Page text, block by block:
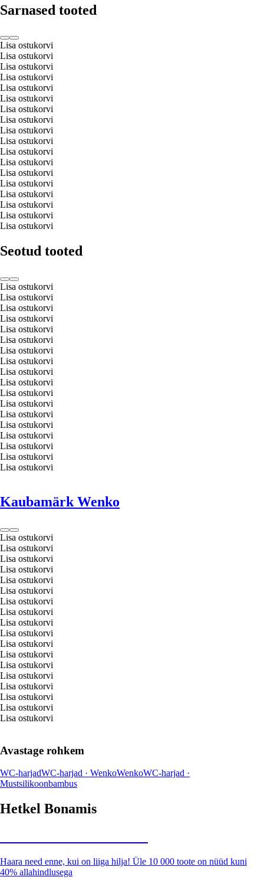
Sarnased tooted
Lisa ostukorvi
Lisa ostukorvi
Lisa ostukorvi
Lisa ostukorvi
Lisa ostukorvi
Lisa ostukorvi
Lisa ostukorvi
Lisa ostukorvi
Lisa ostukorvi
Lisa ostukorvi
Lisa ostukorvi
Lisa ostukorvi
Lisa ostukorvi
Lisa ostukorvi
Lisa ostukorvi
Lisa ostukorvi
Lisa ostukorvi
Lisa ostukorvi
Seotud tooted
Lisa ostukorvi
Lisa ostukorvi
Lisa ostukorvi
Lisa ostukorvi
Lisa ostukorvi
Lisa ostukorvi
Lisa ostukorvi
Lisa ostukorvi
Lisa ostukorvi
Lisa ostukorvi
Lisa ostukorvi
Lisa ostukorvi
Lisa ostukorvi
Lisa ostukorvi
Lisa ostukorvi
Lisa ostukorvi
Lisa ostukorvi
Lisa ostukorvi
Kaubamärk Wenko
Lisa ostukorvi
Lisa ostukorvi
Lisa ostukorvi
Lisa ostukorvi
Lisa ostukorvi
Lisa ostukorvi
Lisa ostukorvi
Lisa ostukorvi
Lisa ostukorvi
Lisa ostukorvi
Lisa ostukorvi
Lisa ostukorvi
Lisa ostukorvi
Lisa ostukorvi
Lisa ostukorvi
Lisa ostukorvi
Lisa ostukorvi
Lisa ostukorvi
Avastage rohkem
WC-harjadWC-harjad · WenkoWenkoWC-harjad ·
Mustsilikoonbambus
Hetkel Bonamis
Haara need enne, kui on liiga hilja! Üle 10 000 toote on nüüd kuni
40% allahindlusega